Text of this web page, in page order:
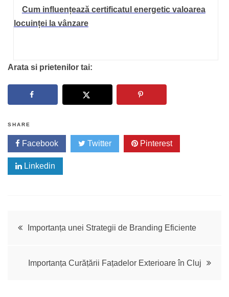
Cum influențează certificatul energetic valoarea
locuinței la vânzare
Arata si prietenilor tai:
SHARE
Facebook Twitter Pinterest
Linkedin
Navigare
Importanța unei Strategii de Branding Eficiente
Importanța Curățării Fațadelor Exterioare în Cluj